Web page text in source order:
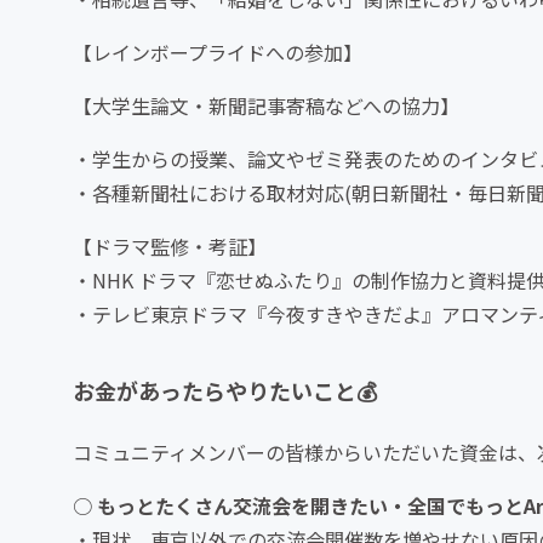
【レインボープライドへの参加】
【大学生論文・新聞記事寄稿などへの協力】
・学生からの授業、論文やゼミ発表のためのインタ
・各種新聞社における取材対応(朝日新聞社・毎日
【ドラマ監修・考証】
・NHK ドラマ『恋せぬふたり』の制作協力と資料提
・テレビ東京ドラマ『今夜すきやきだよ』アロマン
お金があったらやりたいこと💰
コミュニティメンバーの皆様からいただいた資金は
○ もっとたくさん交流会を開きたい・全国でもっと